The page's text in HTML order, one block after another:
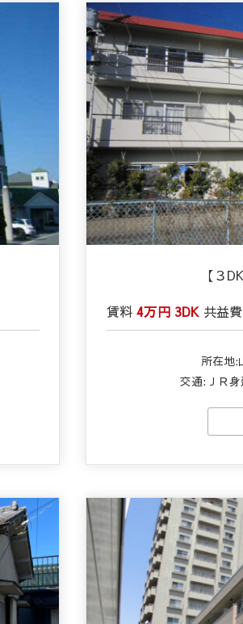
【３
賃料4万円 3DK 共益
所在地:
交通:ＪＲ